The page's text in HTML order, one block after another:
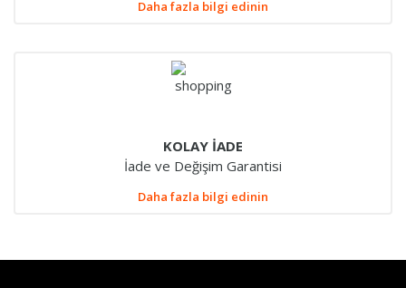
Daha fazla bilgi edinin
KOLAY İADE
İade ve Değişim Garantisi
Daha fazla bilgi edinin